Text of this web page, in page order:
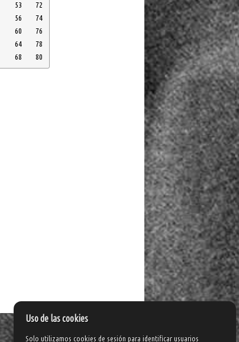
53
72
56
74
60
76
64
78
68 80
Uso de las cookies
Solo utilizamos cookies de sesión para identificar usuarios